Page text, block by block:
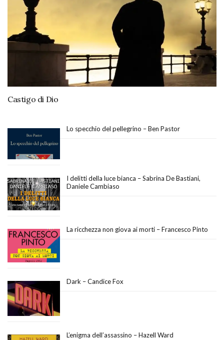
Castigo di Dio
Lo specchio del pellegrino – Ben Pastor
I delitti della luce bianca – Sabrina De Bastiani,
Daniele Cambiaso
La ricchezza non giova ai morti – Francesco Pinto
Dark – Candice Fox
L’enigma dell’assassino – Hazell Ward